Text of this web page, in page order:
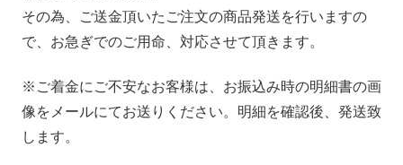
その為、ご送金頂いたご注文の商品発送を行いますの
で、お急ぎでのご用命、対応させて頂きます。
※ご着金にご不安なお客様は、お振込み時の明細書の画
像をメールにてお送りください。明細を確認後、発送致
します。